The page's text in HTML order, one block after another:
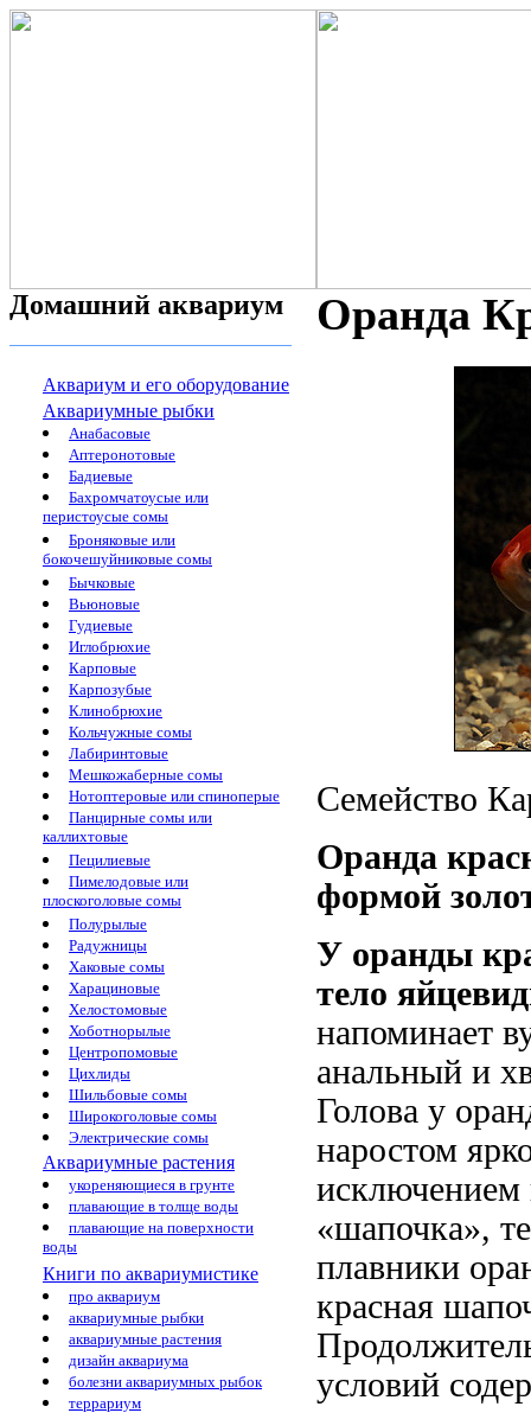
Домашний аквариум
Аквариум и его оборудование
Аквариумные рыбки
Анабасовые
Аптеронотовые
Бадиевые
Бахромчатоусые или
перистоусые сомы
Броняковые или
бокочешуйниковые сомы
Бычковые
Вьюновые
Гудиевые
Иглобрюхие
Карповые
Карпозубые
Клинобрюхие
Кольчужные сомы
Лабиринтовые
Мешкожаберные сомы
Нотоптеровые или спиноперые
Панцирные сомы или
каллихтовые
Пецилиевые
Пимелодовые или
плоскоголовые сомы
Полурылые
Радужницы
Хаковые сомы
Харациновые
Хелостомовые
Хоботнорылые
Центропомовые
Цихлиды
Шильбовые сомы
Широкоголовые сомы
Электрические сомы
Аквариумные растения
укореняющиеся в грунте
плавающие в толще воды
плавающие на поверхности
воды
Книги по аквариумистике
про аквариум
аквариумные рыбки
аквариумные растения
дизайн аквариума
болезни аквариумных рыбок
террариум
Оранда
Семейство
Оранда
формой
У оранды
тело
напоминает
анальный и
Голова у
наростом
исключением
«шапочка»,
плавники
красная
условий